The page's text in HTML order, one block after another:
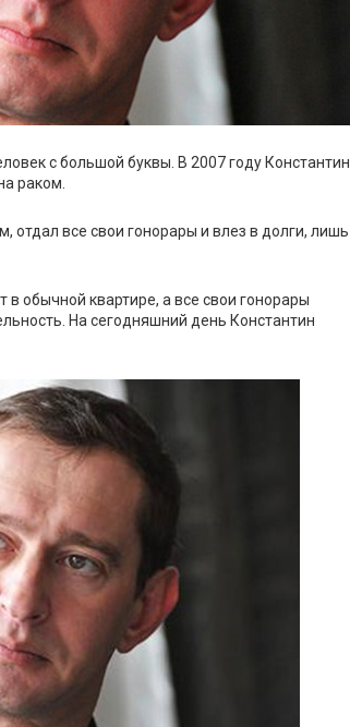
с большой буквы. В 2007 году Константин
раком.
отдал все свои гонорары и влез в долги, лишь
обычной квартире, а все свои гонорары
На сегодняшний день Константин